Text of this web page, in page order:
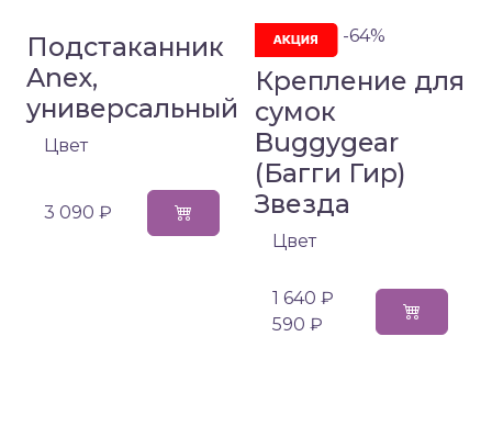
Подстаканник
Anex,
универсальный
Цвет
3 090 ₽
-64%
Крепление для
сумок
Buggygear
(Багги Гир)
Звезда
Цвет
1 640 ₽
590 ₽